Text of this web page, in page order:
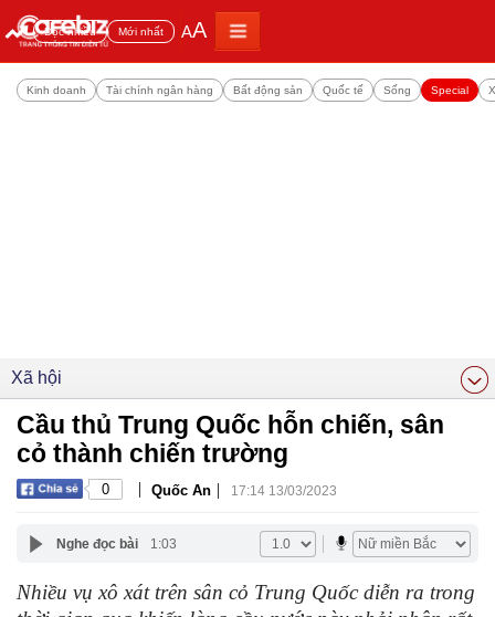
Đọc nhiều Mới nhất AA
Kinh doanh Tài chính ngân hàng Bất động sản Quốc tế Sống Special
Xã hội
Cầu thủ Trung Quốc hỗn chiến, sân
cỏ thành chiến trường
0 | Quốc An | 17:14 13/03/2023
Nghe đọc bài 1:03
Nhiều vụ xô xát trên sân cỏ Trung Quốc diễn ra trong